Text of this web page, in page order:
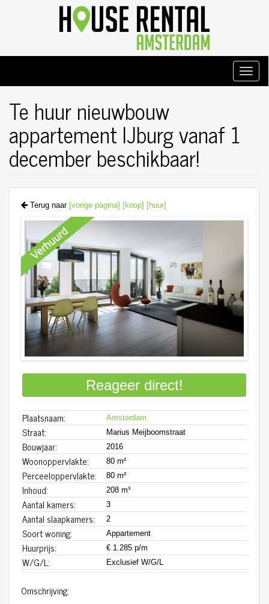
Toggle
Te huur nieuwbouw
appartement IJburg vanaf 1
december beschikbaar!
Terug naar [vorige pagina] [koop] [huur]
Reageer direct!
Plaatsnaam: Amsterdam
Straat: Marius Meijboomstraat
Bouwjaar: 2016
Woonoppervlakte: 80 m²
Perceeloppervlakte: 80 m²
Inhoud: 208 m³
Aantal kamers: 3
Aantal slaapkamers: 2
Soort woning: Appartement
Huurprijs: € 1.285 p/m
W/G/L: Exclusief W/G/L
Omschrijving: